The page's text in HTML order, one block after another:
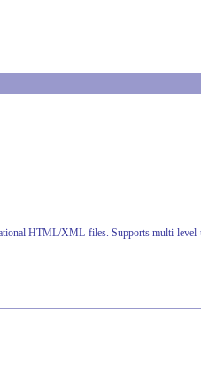
HTML/XML files. Supports multi-level